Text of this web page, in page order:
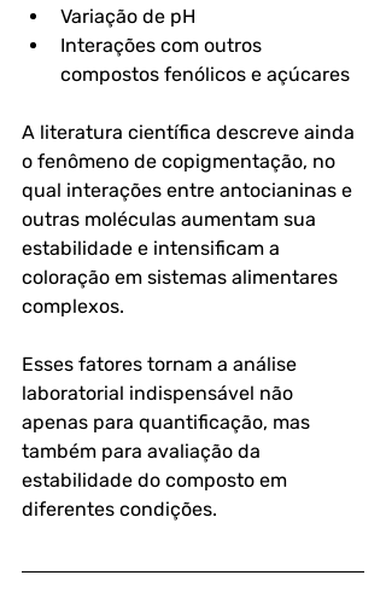
Variação de pH
Interações com outros
compostos fenólicos e açúcares
A literatura científica descreve ainda
o fenômeno de copigmentação, no
qual interações entre antocianinas e
outras moléculas aumentam sua
estabilidade e intensificam a
coloração em sistemas alimentares
complexos.
Esses fatores tornam a análise
laboratorial indispensável não
apenas para quantificação, mas
também para avaliação da
estabilidade do composto em
diferentes condições.